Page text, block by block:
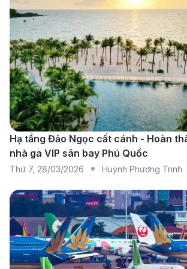
định và thường có khuyến mãi lớn.
China Southern Airlines:Cung
chuyến qua Quảng Châu với chi
gian di chuyển linh hoạt, mang
thoải mái cho du khách.
Qatar Airways:Hãng hàng không
vụ đẳng cấp, chuyến bay từ Phú
thường quá cảnh tại Doha, mang lại
sang trọng và tiện nghi bậc nhất.
Thông tin sân bay Phú
và sân bay Moscow
Thông tin về sân bay quốc tế
(PQC)
Hạ tầng Đảo Ngọc cất cánh - Hoàn
nhà ga VIP sân bay Phú Quốc
Thứ 7, 28/03/2026 Huỳnh Phương Trinh